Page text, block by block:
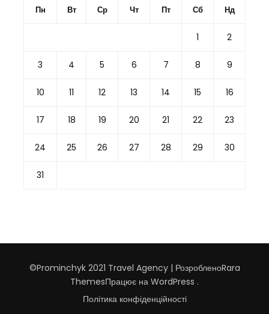
Пн Вт Ср Чт Пт Сб Нд
1 2
3 4 5 6 7 8 9
10 11 12 13 14 15 16
17 18 19 20 21 22 23
24 25 26 27 28 29 30
31
©Prominchyk 2021 Travel Agency | РозробленоRara
ThemesПрацює на WordPress .
Політика конфіденційності